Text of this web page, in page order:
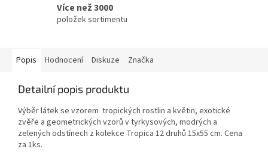
Více než 3000
položek sortimentu
Popis Hodnocení Diskuze Značka
Detailní popis produktu
Výběrlátek se vzorem tropických rostlin a květin, exotické
zvěře a geometrických vzorů v tyrkysových, modrých a
zelených odstínech z kolekce Tropica 12 druhů 15x55 cm. Cena
za 1ks.